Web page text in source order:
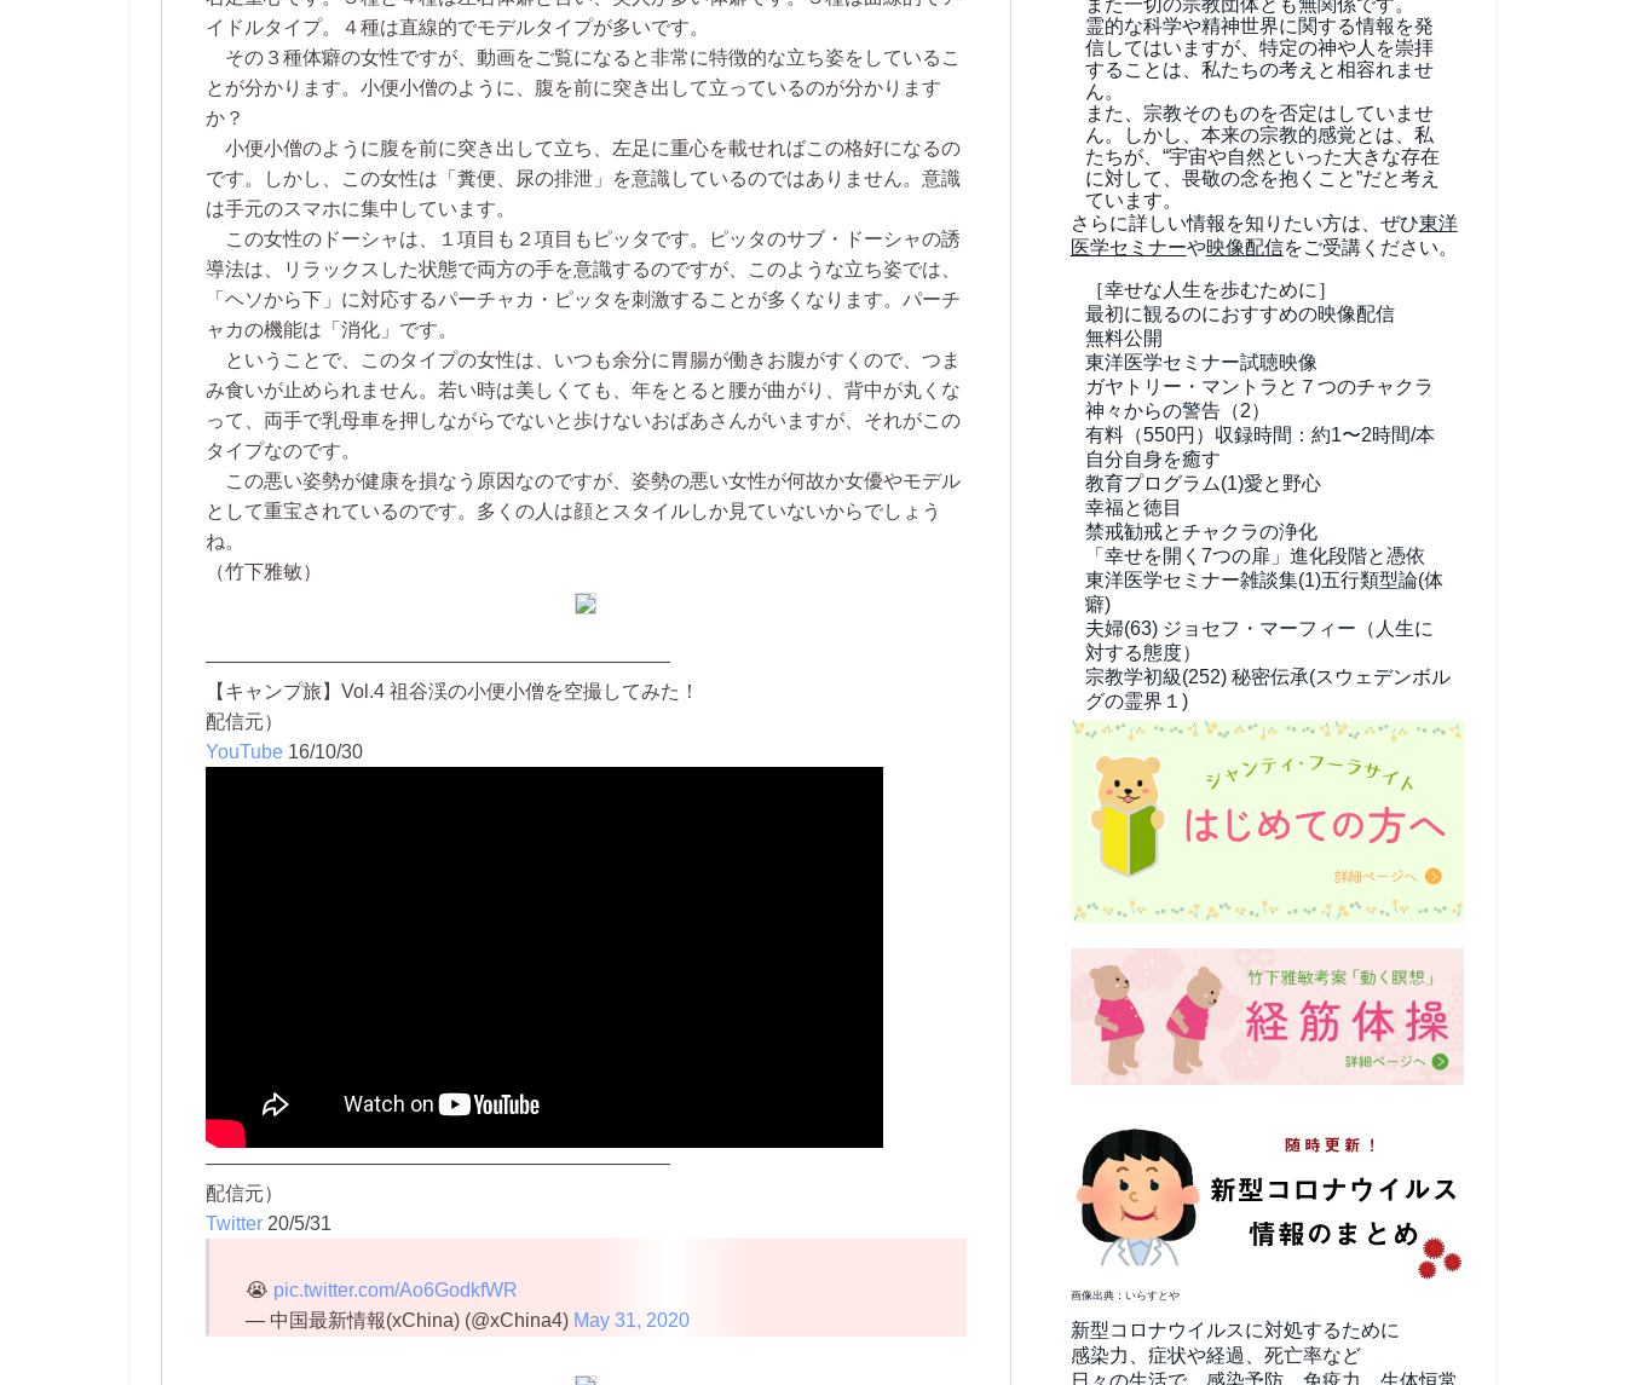
イドルタイプ。４種は直線的でモデルタイプが多いです。
その３種体癖の女性ですが、動画をご覧になると非常に特徴的な立ち姿をしているこ
とが分かります。小便小僧のように、腹を前に突き出して立っているのが分かります
か？
小便小僧のように腹を前に突き出して立ち、左足に重心を載せればこの格好になるの
です。しかし、この女性は「糞便、尿の排泄」を意識しているのではありません。意識
は手元のスマホに集中しています。
この女性のドーシャは、１項目も２項目もピッタです。ピッタのサブ・ドーシャの誘
導法は、リラックスした状態で両方の手を意識するのですが、このような立ち姿では、
「ヘソから下」に対応するパーチャカ・ピッタを刺激することが多くなります。パーチ
ャカの機能は「消化」です。
ということで、このタイプの女性は、いつも余分に胃腸が働きお腹がすくので、つま
み食いが止められません。若い時は美しくても、年をとると腰が曲がり、背中が丸くな
って、両手で乳母車を押しながらでないと歩けないおばあさんがいますが、それがこの
タイプなのです。
この悪い姿勢が健康を損なう原因なのですが、姿勢の悪い女性が何故か女優やモデル
として重宝されているのです。多くの人は顔とスタイルしか見ていないからでしょう
ね。
（竹下雅敏）
————————————————————————
【キャンプ旅】Vol.4 祖谷渓の小便小僧を空撮してみた！
配信元）
YouTube 16/10/30
————————————————————————
配信元）
Twitter 20/5/31
😭 pic.twitter.com/Ao6GodkfWR
— 中国最新情報(xChina) (@xChina4) May 31, 2020
霊的な科学や精神世界に関する情報を発
信してはいますが、特定の神や人を崇拝
することは、私たちの考えと相容れませ
ん。
また、宗教そのものを否定はしていませ
ん。しかし、本来の宗教的感覚とは、私
たちが、“宇宙や自然といった大きな存在
に対して、畏敬の念を抱くこと”だと考え
ています。
さらに詳しい情報を知りたい方は、ぜひ東洋
医学セミナーや映像配信をご受講ください。
［幸せな人生を歩むために］
最初に観るのにおすすめの映像配信
無料公開
東洋医学セミナー試聴映像
ガヤトリー・マントラと７つのチャクラ
神々からの警告（2）
有料（550円） 収録時間：約1〜2時間/本
自分自身を癒す
教育プログラム(1)愛と野心
幸福と徳目
禁戒勧戒とチャクラの浄化
「幸せを開く7つの扉」進化段階と憑依
東洋医学セミナー雑談集(1)五行類型論(体
癖)
夫婦(63) ジョセフ・マーフィー（人生に
対する態度）
宗教学初級(252) 秘密伝承(スウェデンボル
グの霊界１)
画像出典：いらすとや
新型コロナウイルスに対処するために
感染力、症状や経過、死亡率など